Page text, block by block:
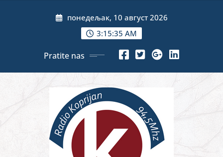
понедељак, 10 август 2026
3:15:37 AM
Pratite nas